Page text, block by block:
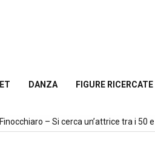
DANZA FIGURE RICERCATE
– Si cerca un’attrice tra i 50